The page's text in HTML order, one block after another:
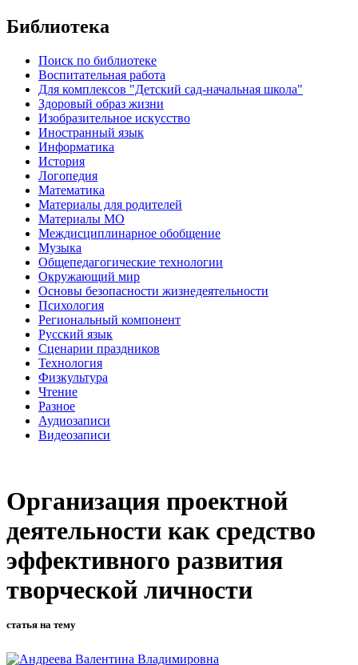
Библиотека
Поиск по библиотеке
Воспитательная работа
Для комплексов "Детский сад-начальная школа"
Здоровый образ жизни
Изобразительное искусство
Иностранный язык
Информатика
История
Логопедия
Математика
Материалы для родителей
Материалы МО
Междисциплинарное обобщение
Музыка
Общепедагогические технологии
Окружающий мир
Основы безопасности жизнедеятельности
Психология
Региональный компонент
Русский язык
Сценарии праздников
Технология
Физкультура
Чтение
Разное
Аудиозаписи
Видеозаписи
Организация проектной
деятельности как средство
эффективного развития
творческой личности
статья на тему